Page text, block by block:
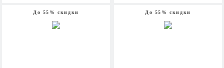
До 55% скидки До 55% скидки